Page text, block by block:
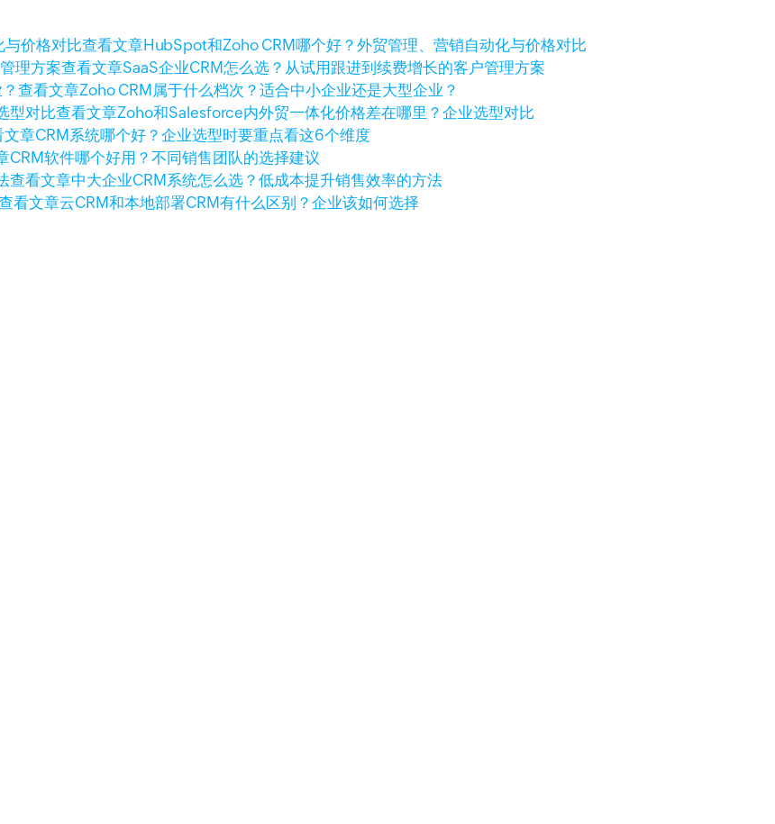
查看文章HubSpot和Zoho CRM哪个好？外贸管理、营销自动化与价格对比
查看文章SaaS企业CRM怎么选？从试用跟进到续费增长的客户管理方案
查看文章Zoho CRM属于什么档次？适合中小企业还是大型企业？
查看文章Zoho和Salesforce内外贸一体化价格差在哪里？企业选型对比
文章CRM系统哪个好？企业选型时要重点看这6个维度
CRM软件哪个好用？不同销售团队的选择建议
查看文章中大企业CRM系统怎么选？低成本提升销售效率的方法
看文章云CRM和本地部署CRM有什么区别？企业该如何选择